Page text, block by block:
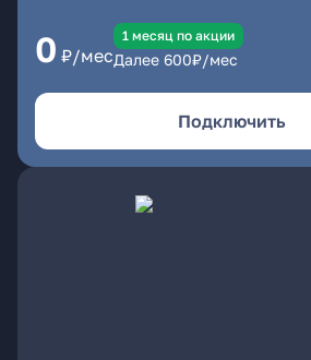
0 ₽/мес
1 месяц по акции
Далее 600₽/мес
Подключить